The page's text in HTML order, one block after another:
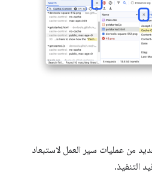
من عمليات سير العمل لاستبعاد
التنفيذ.